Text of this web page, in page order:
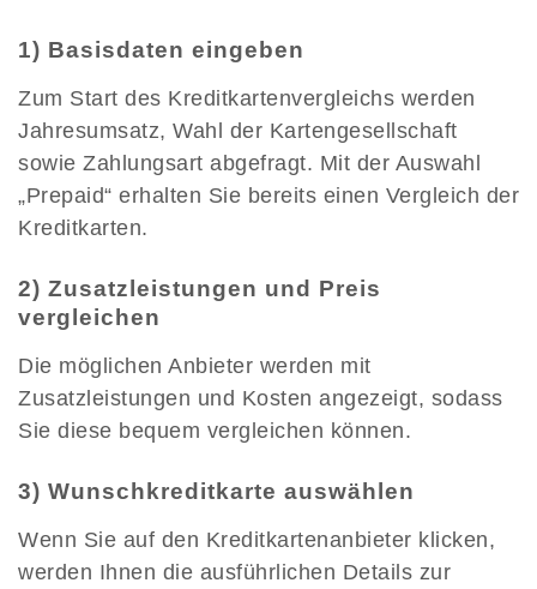
1) Basisdaten eingeben
Zum Start des Kreditkartenvergleichs werden
Jahresumsatz, Wahl der Kartengesellschaft
sowie Zahlungsart abgefragt. Mit der Auswahl
„Prepaid“ erhalten Sie bereits einen Vergleich der
Kreditkarten.
2) Zusatzleistungen und Preis
vergleichen
Die möglichen Anbieter werden mit
Zusatzleistungen und Kosten angezeigt, sodass
Sie diese bequem vergleichen können.
3) Wunschkreditkarte auswählen
Wenn Sie auf den Kreditkartenanbieter klicken,
werden Ihnen die ausführlichen Details zur